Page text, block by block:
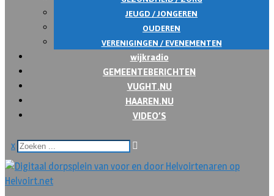
JEUGD / JONGEREN
OUDEREN
VERENIGINGEN / EVENEMENTEN
wijkradio
GEMEENTEBERICHTEN
VUGHT.NU
HAAREN.NU
VIDEO’S
x